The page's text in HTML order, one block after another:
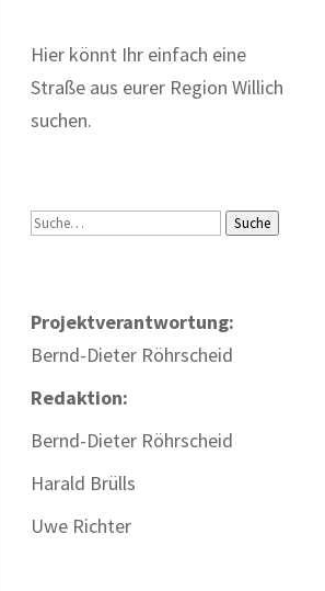
Hier könnt Ihr einfach eine
Straße aus eurer Region Willich
suchen.
Suche Suche
Projektverantwortung:
Bernd-Dieter Röhrscheid
Redaktion:
Bernd-Dieter Röhrscheid
Harald Brülls
Uwe Richter